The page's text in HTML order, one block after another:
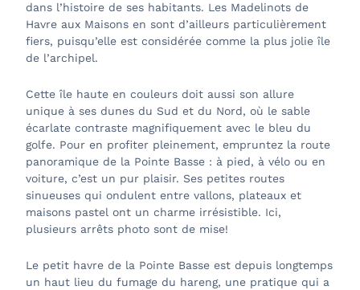
dans l’histoire de ses habitants. Les Madelinots de
Havre aux Maisons en sont d’ailleurs particulièrement
fiers, puisqu’elle est considérée comme la plus jolie île
de l’archipel.
Cette île haute en couleurs doit aussi son allure
unique à ses dunes du Sud et du Nord, où le sable
écarlate contraste magnifiquement avec le bleu du
golfe. Pour en profiter pleinement, empruntez la route
panoramique de la Pointe Basse : à pied, à vélo ou en
voiture, c’est un pur plaisir. Ses petites routes
sinueuses qui ondulent entre vallons, plateaux et
maisons pastel ont un charme irrésistible. Ici,
plusieurs arrêts photo sont de mise!
Le petit havre de la Pointe Basse est depuis longtemps
un haut lieu du fumage du hareng, une pratique qui a